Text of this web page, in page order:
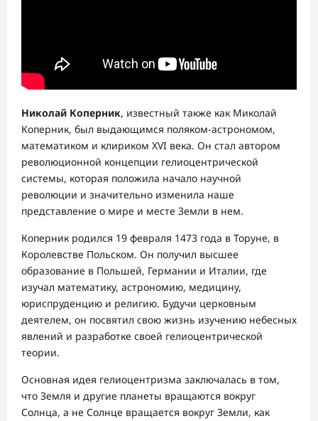
Николай Коперник, известный также как Миколай
Коперник, был выдающимся поляком-астрономом,
математиком и клириком XVI века. Он стал автором
революционной концепции гелиоцентрической
системы, которая положила начало научной
революции и значительно изменила наше
представление о мире и месте Земли в нем.
Коперник родился 19 февраля 1473 года в Торуне, в
Королевстве Польском. Он получил высшее
образование в Польшей, Германии и Италии, где
изучал математику, астрономию, медицину,
юриспруденцию и религию. Будучи церковным
деятелем, он посвятил свою жизнь изучению небесных
явлений и разработке своей гелиоцентрической
теории.
Основная идея гелиоцентризма заключалась в том,
что Земля и другие планеты вращаются вокруг
Солнца, а не Солнце вращается вокруг Земли, как